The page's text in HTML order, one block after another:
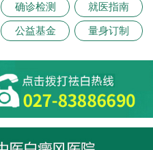
确诊检测 就医指南
公益基金 量身订制